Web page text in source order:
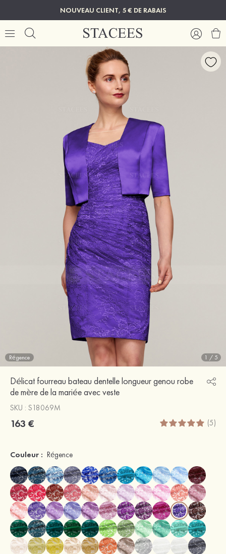
NOUVEAU CLIENT, 5 € DE RABAIS
Régence 1 /5
Délicat fourreau bateau dentelle longueur genou robe
de mère de la mariée avec veste
SKU : S18069M
163 € (5)
Couleur : Régence